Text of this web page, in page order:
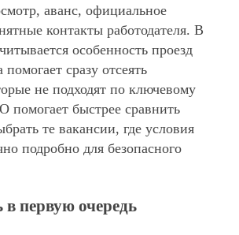
аванс, официальное
контакты работодателя. В
особенность проезд
сразу отсеять
не подходят по ключевому
помогает быстрее сравнить
те вакансии, где условия
подробно для безопасного
в первую очередь